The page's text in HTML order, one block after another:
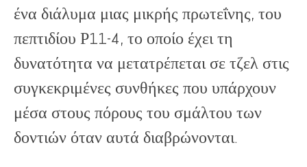
ένα διάλυμα μιας μικρής πρωτεΐνης, του
πεπτιδίου Ρ11-4, το οποίο έχει τη
δυνατότητα να μετατρέπεται σε τζελ στις
συγκεκριμένες συνθήκες που υπάρχουν
μέσα στους πόρους του σμάλτου των
δοντιών όταν αυτά διαβρώνονται.